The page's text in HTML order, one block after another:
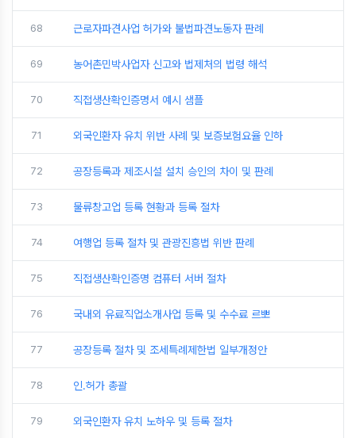
68 근로자파견사업 허가와 불법파견노동자 판례
69 농어촌민박사업자 신고와 법제처의 법령 해석
70 직접생산확인증명서 예시 샘플
71 외국인환자 유치 위반 사례 및 보증보험요율 인하
72 공장등록과 제조시설 설치 승인의 차이 및 판례
73 물류창고업 등록 현황과 등록 절차
74 여행업 등록 절차 및 관광진흥법 위반 판례
75 직접생산확인증명 컴퓨터 서버 절차
76 국내외 유료직업소개사업 등록 및 수수료 르뽀
77 공장등록 절차 및 조세특례제한법 일부개정안
78 인.허가 총괄
79 외국인환자 유치 노하우 및 등록 절차